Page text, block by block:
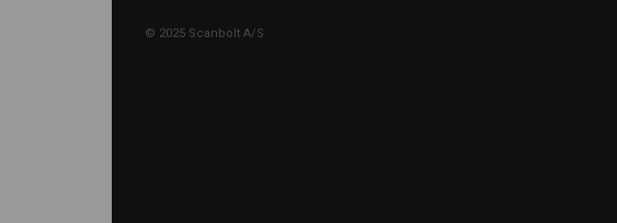
© 2025 Scanbolt A/S